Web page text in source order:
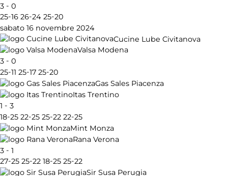
3 - 0
25-16 26-24 25-20
sabato 16 novembre 2024
Cucine Lube Civitanova
Valsa Modena
3 - 0
25-11 25-17 25-20
Gas Sales Piacenza
Itas Trentino
1 - 3
18-25 22-25 25-22 22-25
Mint Monza
Rana Verona
3 - 1
27-25 25-22 18-25 25-22
Sir Susa Perugia